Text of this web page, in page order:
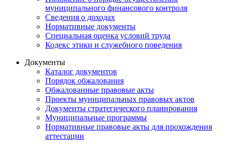
муниципального финансового контроля
Сведения о доходах
Нормативные документы
Специальная оценка условий труда
Кодекс этики и служебного поведения
Документы
Каталог документов
Порядок обжалования
Обжалованные правовые акты
Проекты муниципальных правовых актов
Документы стратегического планирования
Муниципальные программы
Нормативные правовые акты для прохождения
аттестации